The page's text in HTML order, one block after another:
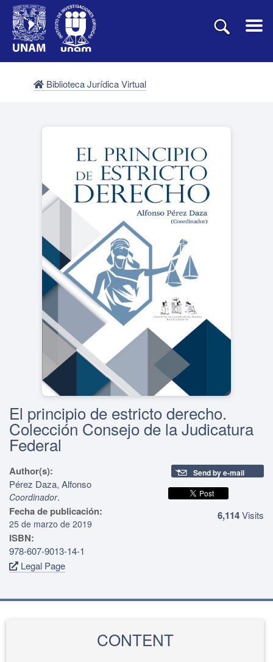
Biblioteca Jurídica Virtual
El principio de estricto derecho.
Colección Consejo de la Judicatura
Federal
Author(s):
Pérez Daza, Alfonso
Coordinador.
Fecha de publicación:
25 de marzo de 2019
ISBN:
978-607-9013-14-1
Legal Page
Send by e-mail
6,114Visits
CONTENT